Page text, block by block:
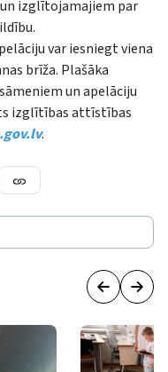
izglītojamajiem par
var iesniegt viena
brīža. Plašāka
un apelāciju
izglītības attīstības
.